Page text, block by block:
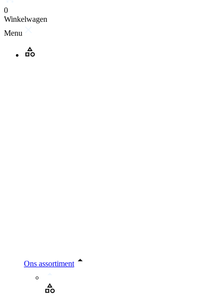
0
Winkelwagen
Menu
Ons assortiment